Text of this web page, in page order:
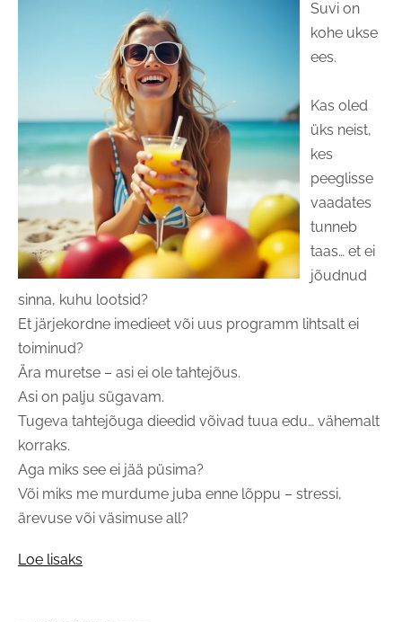
Suvi on
kohe ukse
ees.
Kas oled
üks neist,
kes
peeglisse
vaadates
tunneb
taas… et ei
jõudnud
sinna, kuhu lootsid?
Et järjekordne imedieet või uus programm lihtsalt ei
toiminud?
Ära muretse – asi ei ole tahtejõus.
Asi on palju sügavam.
Tugeva tahtejõuga dieedid võivad tuua edu… vähemalt
korraks.
Aga miks see ei jää püsima?
Või miks me murdume juba enne lõppu – stressi,
ärevuse või väsimuse all?
Loe lisaks